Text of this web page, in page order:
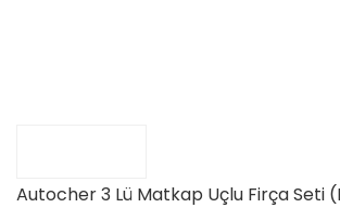
Autocher 3 Lü Matkap Uçlu Firça Seti